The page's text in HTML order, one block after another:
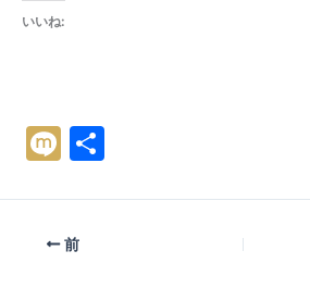
いいね:
M
i
前